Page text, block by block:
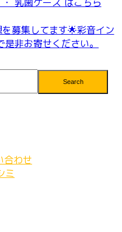
Search
合わせ
ミ